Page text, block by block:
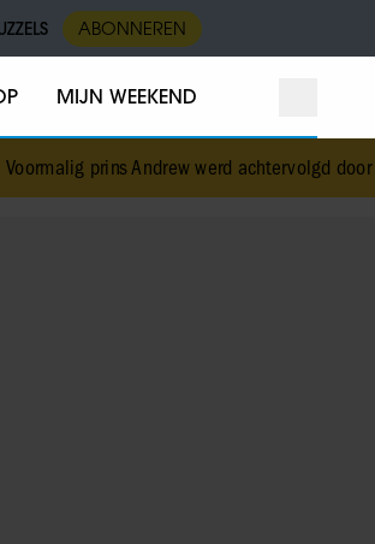
ABONNEREN
MIJN WEEKEND
werd achtervolgd door vermeende